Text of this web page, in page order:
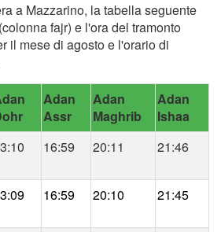
a Mazzarino, la tabella seguente
fajr) e l'ora del tramonto
il mese di agosto e l'orario di
Adan
Assr
Adan
Maghrib
Adan
Ishaa
16:59 20:11 21:46
16:59 20:10 21:45